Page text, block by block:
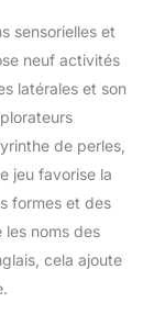
sensorielles et
neuf activités
latérales et son
de perles,
jeu favorise la
formes et des
les noms des
cela ajoute